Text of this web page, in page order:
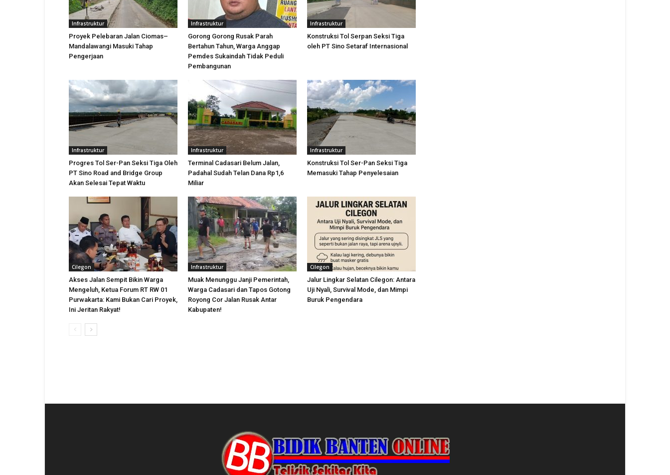
Infrastruktur
Proyek Pelebaran Jalan Ciomas–
Mandalawangi Masuki Tahap
Pengerjaan
Infrastruktur
Gorong Gorong Rusak Parah
Bertahun Tahun, Warga Anggap
Pemdes Sukaindah Tidak Peduli
Pembangunan
Infrastruktur
Konstruksi Tol Serpan Seksi Tiga
oleh PT Sino Setaraf Internasional
Infrastruktur
Progres Tol Ser-Pan Seksi Tiga Oleh
PT Sino Road and Bridge Group
Akan Selesai Tepat Waktu
Infrastruktur
Terminal Cadasari Belum Jalan,
Padahal Sudah Telan Dana Rp1,6
Miliar
Infrastruktur
Konstruksi Tol Ser-Pan Seksi Tiga
Memasuki Tahap Penyelesaian
Cilegon
Akses Jalan Sempit Bikin Warga
Mengeluh, Ketua Forum RT RW 01
Purwakarta: Kami Bukan Cari Proyek,
Ini Jeritan Rakyat!
Infrastruktur
Muak Menunggu Janji Pemerintah,
Warga Cadasari dan Tapos Gotong
Royong Cor Jalan Rusak Antar
Kabupaten!
Cilegon
Jalur Lingkar Selatan Cilegon: Antara
Uji Nyali, Survival Mode, dan Mimpi
Buruk Pengendara